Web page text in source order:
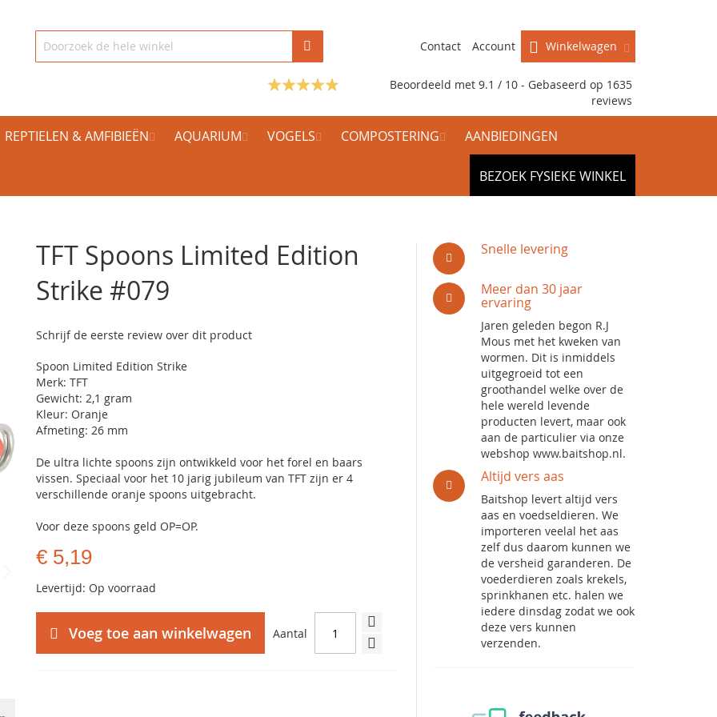
Winkelwagen
Contact Account
Beoordeeld met 9.1 / 10 - Gebaseerd op 1635
reviews
REPTIELEN & AMFIBIEËN AQUARIUM VOGELS COMPOSTERING AANBIEDINGEN
BEZOEK FYSIEKE WINKEL
TFT Spoons Limited Edition
Strike #079
Schrijf de eerste review over dit product
Spoon Limited Edition Strike
Merk: TFT
Gewicht: 2,1 gram
Kleur: Oranje
Afmeting: 26 mm
De ultra lichte spoons zijn ontwikkeld voor het forel en baars
vissen. Speciaal voor het 10 jarig jubileum van TFT zijn er 4
verschillende oranje spoons uitgebracht.
Voor deze spoons geld OP=OP.
€ 5,19
Levertijd: Op voorraad
Aantal
Voeg toe aan winkelwagen
Snelle levering
Meer dan 30 jaar
ervaring
Jaren geleden begon R.J
Mous met het kweken van
wormen. Dit is inmiddels
uitgegroeid tot een
groothandel welke over de
hele wereld levende
producten levert, maar ook
aan de particulier via onze
webshop www.baitshop.nl.
Altijd vers aas
Baitshop levert altijd vers
aas en voedseldieren. We
importeren veelal het aas
zelf dus daarom kunnen we
de versheid garanderen. De
voederdieren zoals krekels,
sprinkhanen etc. halen we
iedere dinsdag zodat we ook
deze vers kunnen
verzenden.